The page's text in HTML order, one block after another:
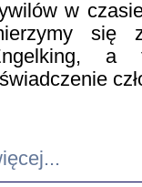
w
się
a